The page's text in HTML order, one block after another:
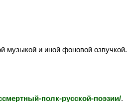
музыкой и иной фоновой озвучкой.
полк-русской-поэзии/.